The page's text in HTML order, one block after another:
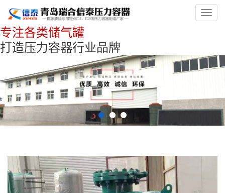
专注各类储气罐
打造压力容器行业品牌